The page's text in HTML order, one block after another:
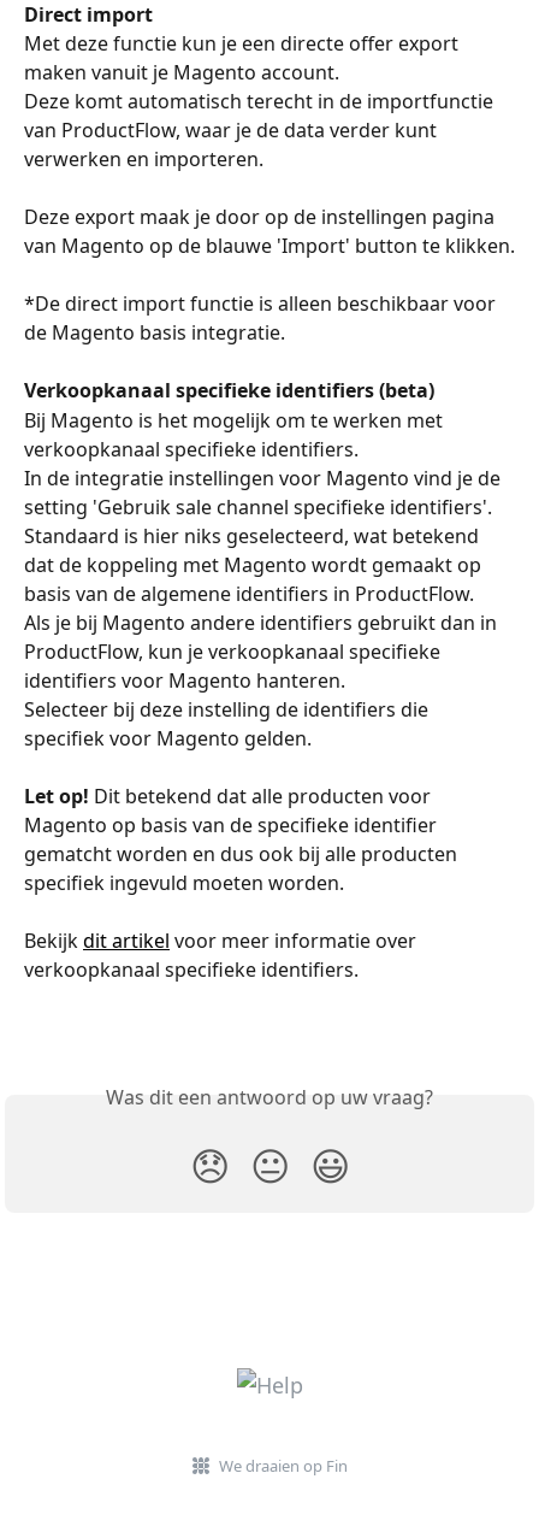
Direct import
Met deze functie kun je een directe offer export
maken vanuit je Magento account.
Deze komt automatisch terecht in de importfunctie
van ProductFlow, waar je de data verder kunt
verwerken en importeren.
Deze export maak je door op de instellingen pagina
van Magento op de blauwe 'Import' button te klikken.
*De direct import functie is alleen beschikbaar voor
de Magento basis integratie.
Verkoopkanaal specifieke identifiers (beta)
Bij Magento is het mogelijk om te werken met
verkoopkanaal specifieke identifiers.
In de integratie instellingen voor Magento vind je de
setting 'Gebruik sale channel specifieke identifiers'.
Standaard is hier niks geselecteerd, wat betekend
dat de koppeling met Magento wordt gemaakt op
basis van de algemene identifiers in ProductFlow.
Als je bij Magento andere identifiers gebruikt dan in
ProductFlow, kun je verkoopkanaal specifieke
identifiers voor Magento hanteren.
Selecteer bij deze instelling de identifiers die
specifiek voor Magento gelden.
Let op! Dit betekend dat alle producten voor
Magento op basis van de specifieke identifier
gematcht worden en dus ook bij alle producten
specifiek ingevuld moeten worden.
Bekijk dit artikel voor meer informatie over
verkoopkanaal specifieke identifiers.
Was dit een antwoord op uw vraag?
😞 😐 😃
We draaien op Fin